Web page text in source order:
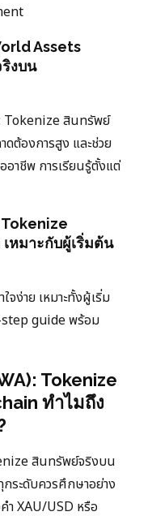
Assets
งบน
Tokenize สินทรัพย์
ต้องการสูง และช่วย
าชีพ การเรียนรู้ตั้งแต่
Tokenize
หมาะกับผู้เริ่มต้น
ง่าย เหมาะทั้งผู้เริ่ม
guide พร้อม
Tokenize
ทำไมถึง
สินทรัพย์จริงบน
ระดับควรศึกษาอย่าง
ำ XAU/USD หรือ